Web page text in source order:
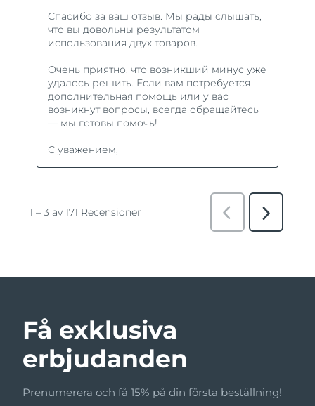
Få exklusiva
erbjudanden
Prenumerera och få 15% på din första beställning!